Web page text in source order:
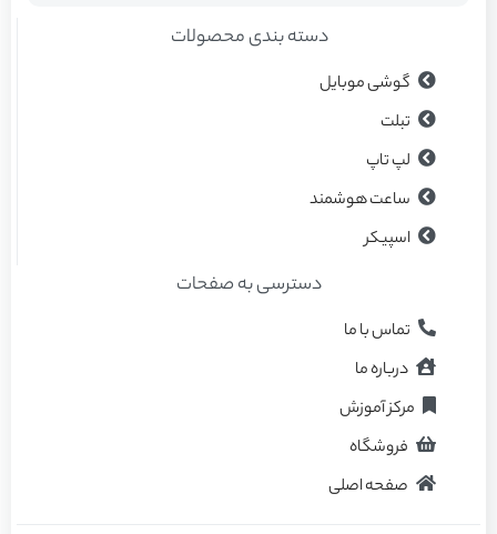
دسته بندی محصولات
گوشی موبایل
تبلت
لپ تاپ
ساعت هوشمند
اسپیکر
دسترسی به صفحات
تماس با ما
درباره ما
مرکز آموزش
فروشگاه
صفحه اصلی